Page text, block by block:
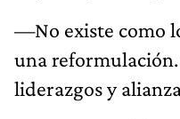
—No existe como
una
liderazgos y